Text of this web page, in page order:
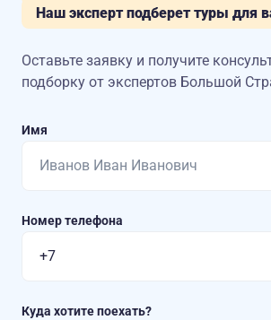
Наш эксперт подберет туры для
Оставьте заявку и получите
подборку от экспертов Большой
Имя
Номер телефона
Куда хотите поехать?